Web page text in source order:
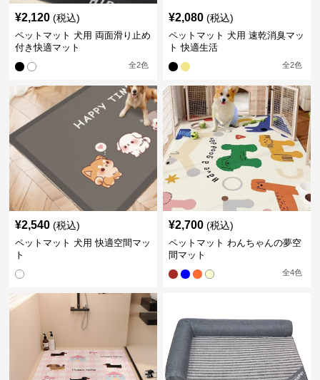
¥2,120 (税込)
ペットマット 犬用 両面滑り止め
付き快適マット
全2色
¥2,080 (税込)
ペットマット 犬用 速乾消臭マッ
ト 快適生活
全2色
¥2,540 (税込)
ペットマット 犬用 快適空間マッ
ト
¥2,700 (税込)
ペットマット わんちゃんの夢空
間マット
全4色